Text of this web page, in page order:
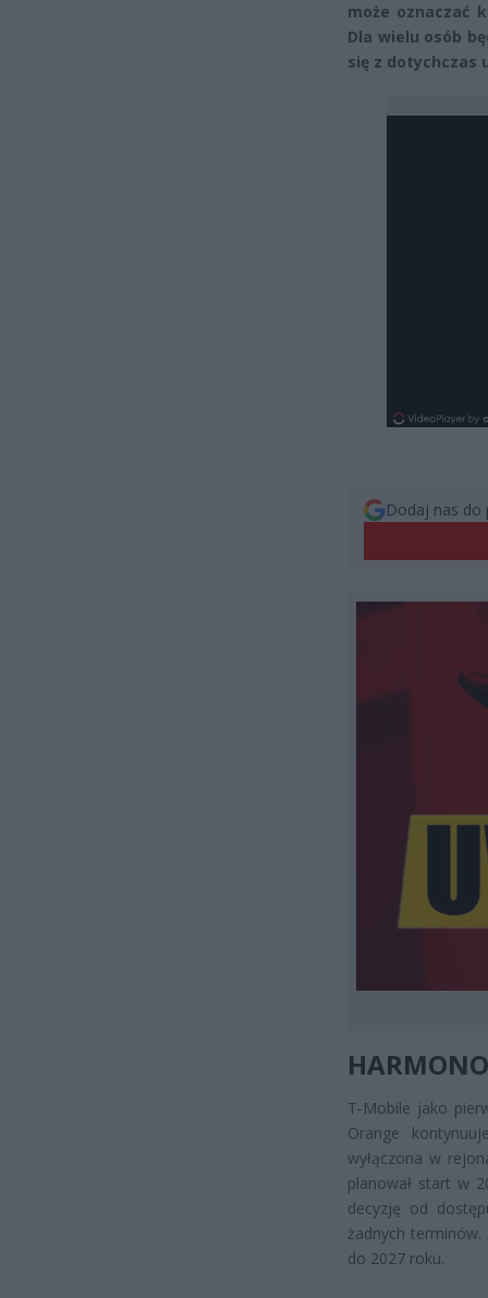
może oznaczać
Dla wielu osób
się z dotychczas
Dodaj nas do
T-Mobile jako
Orange
wyłączona w
planował start w
decyzję od
żadnych
do 2027 roku.